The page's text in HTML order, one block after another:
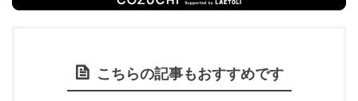
こちらの記事もおすすめです